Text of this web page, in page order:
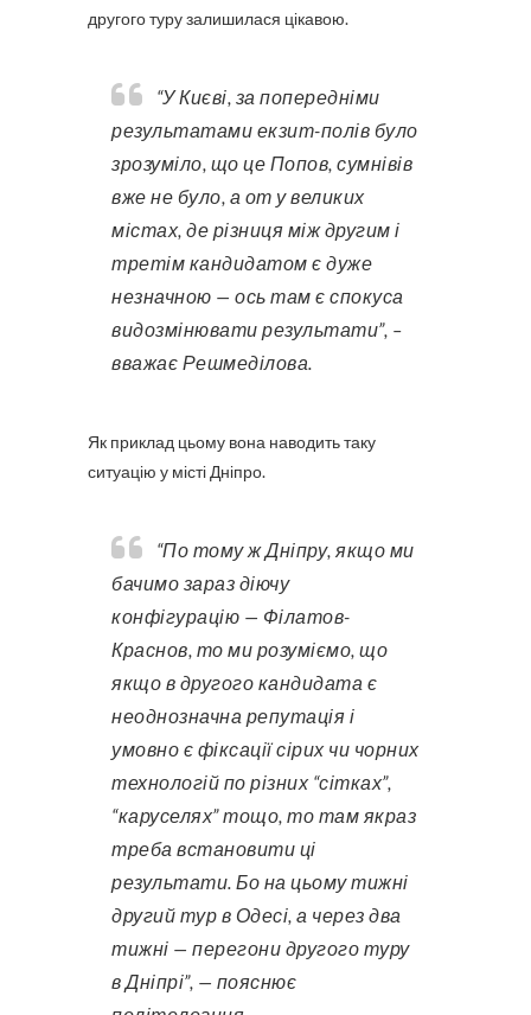
другого туру залишилася цікавою.
“У Києві, за попередніми
результатами екзит-полів було
зрозуміло, що це Попов, сумнівів
вже не було, а от у великих
містах, де різниця між другим і
третім кандидатом є дуже
незначною — ось там є спокуса
видозмінювати результати”, –
вважає Решмеділова.
Як приклад цьому вона наводить таку
ситуацію у місті Дніпро.
“По тому ж Дніпру, якщо ми
бачимо зараз діючу
конфігурацію — Філатов-
Краснов, то ми розуміємо, що
якщо в другого кандидата є
неоднозначна репутація і
умовно є фіксації сірих чи чорних
технологій по різних “сітках”,
“каруселях” тощо, то там якраз
треба встановити ці
результати. Бо на цьому тижні
другий тур в Одесі, а через два
тижні — перегони другого туру
в Дніпрі”, — пояснює